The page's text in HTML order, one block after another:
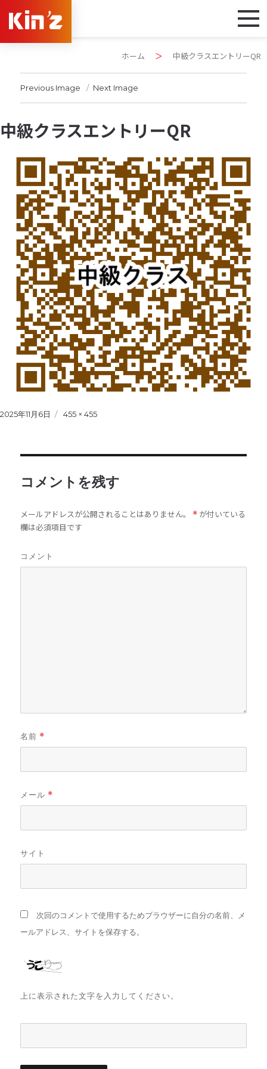
ホーム ＞ 中級クラスエントリーQR
Previous Image Next Image
中級クラスエントリーQR
Posted
2025年11月6日
Full
455 × 455
コメントを残す
メールアドレスが公開されることはありません。 * が付いている
欄は必須項目です
コメント
名前 *
メール *
サイト
次回のコメントで使用するためブラウザーに自分の名前、メ
ールアドレス、サイトを保存する。
上に表示された文字を入力してください。